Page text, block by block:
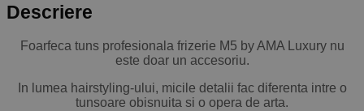
Descriere
Foarfeca tuns profesionala frizerie M5 by AMA Luxury nu
este doar un accesoriu.
In lumea hairstyling-ului, micile detalii fac diferenta intre o
tunsoare obisnuita si o opera de arta.